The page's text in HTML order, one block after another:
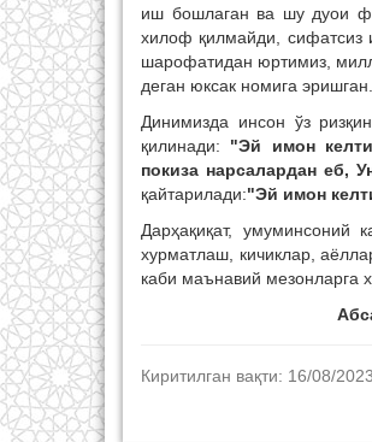
иш бошлаган ва шу дуои
хилоф қилмайди, сифатсиз
шарофатидан юртимиз,
деган юксак номига эришган.
Динимизда инсон ўз
қилинади: "Эй имон
покиза нарсалардан еб,
қайтарилади:"Эй имон
Дарҳақиқат, умуминсоний
хурматлаш, кичиклар,
каби маънавий мезонларга
Киритилган вақти: 16/08/